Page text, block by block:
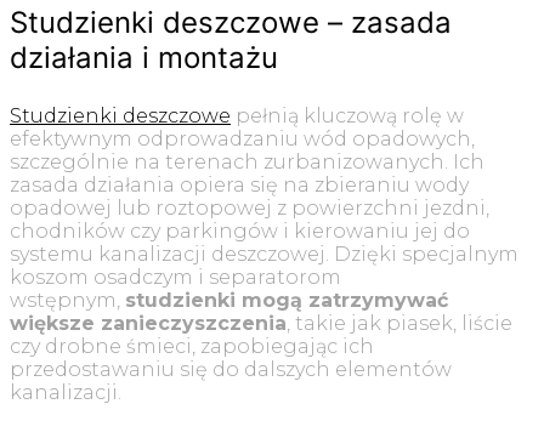
Studzienki deszczowe – zasada
działania i montażu
Studzienki deszczowe pełnią kluczową rolę w
efektywnym odprowadzaniu wód opadowych,
szczególnie na terenach zurbanizowanych. Ich
zasada działania opiera się na zbieraniu wody
opadowej lub roztopowej z powierzchni jezdni,
chodników czy parkingów i kierowaniu jej do
systemu kanalizacji deszczowej. Dzięki specjalnym
koszom osadczym i separatorom
wstępnym, studzienki mogą zatrzymywać
większe zanieczyszczenia , takie jak piasek, liście
czy drobne śmieci, zapobiegając ich
przedostawaniu się do dalszych elementów
kanalizacji.